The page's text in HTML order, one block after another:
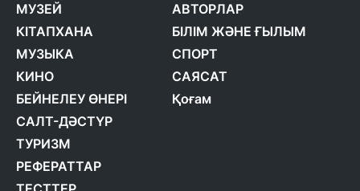
МУЗЕЙ
КІТАПХАНА
МУЗЫКА
КИНО
БЕЙНЕЛЕУ ӨНЕРІ
САЛТ-ДӘСТҮР
ТУРИЗМ
РЕФЕРАТТАР
АВТОРЛАР
БІЛІМ ЖӘНЕ ҒЫЛЫМ
СПОРТ
САЯСАТ
Қоғам